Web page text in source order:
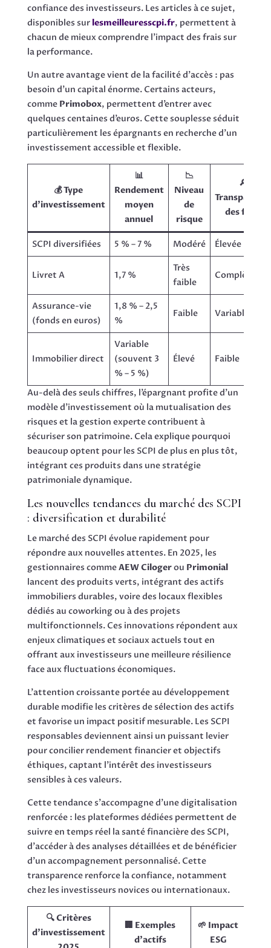
confiance des investisseurs. Les articles à ce sujet,
disponibles sur lesmeilleuresscpi.fr, permettent à
chacun de mieux comprendre l’impact des frais sur
la performance.
Un autre avantage vient de la facilité d’accès : pas
besoin d’un capital énorme. Certains acteurs,
comme Primobox, permettent d’entrer avec
quelques centaines d’euros. Cette souplesse séduit
particulièrement les épargnants en recherche d’un
investissement accessible et flexible.
💰 Type
d’investissement
📊
Rendement
moyen
annuel
📉
Niveau
de
risque
🔎
Transparence
des frais
SCPI diversifiées 5 % – 7 % Modéré Élevée
Livret A 1,7 %
Très
faible
Complète
Assurance-vie
(fonds en euros)
1,8 % – 2,5
%
Faible Variable
Immobilier direct
Variable
(souvent 3
% – 5 %)
Élevé Faible
Au-delà des seuls chiffres, l’épargnant profite d’un
modèle d’investissement où la mutualisation des
risques et la gestion experte contribuent à
sécuriser son patrimoine. Cela explique pourquoi
beaucoup optent pour les SCPI de plus en plus tôt,
intégrant ces produits dans une stratégie
patrimoniale dynamique.
Les nouvelles tendances du marché des SCPI
: diversification et durabilité
Le marché des SCPI évolue rapidement pour
répondre aux nouvelles attentes. En 2025, les
gestionnaires commeAEW Cilogerou Primonial
lancent des produits verts, intégrant des actifs
immobiliers durables, voire des locaux flexibles
dédiés au coworking ou à des projets
multifonctionnels. Ces innovations répondent aux
enjeux climatiques et sociaux actuels tout en
offrant aux investisseurs une meilleure résilience
face aux fluctuations économiques.
L’attention croissante portée au développement
durable modifie les critères de sélection des actifs
et favorise un impact positif mesurable. Les SCPI
responsables deviennent ainsi un puissant levier
pour concilier rendement financier et objectifs
éthiques, captant l’intérêt des investisseurs
sensibles à ces valeurs.
Cette tendance s’accompagne d’une digitalisation
renforcée : les plateformes dédiées permettent de
suivre en temps réel la santé financière des SCPI,
d’accéder à des analyses détaillées et de bénéficier
d’un accompagnement personnalisé. Cette
transparence renforce la confiance, notamment
chez les investisseurs novices ou internationaux.
🔍 Critères
d’investissement
🏢 Exemples
d’actifs
🌱 Impact
ESG